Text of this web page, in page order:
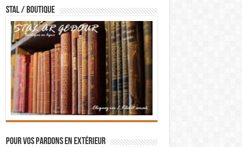
STAL / BOUTIQUE
Pour vos pardons en extérieur